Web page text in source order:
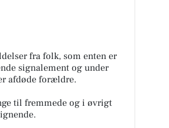
fra folk, som enten er
signalement og under
afdøde forældre.
til fremmede og i øvrigt